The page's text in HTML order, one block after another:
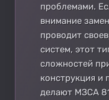
проблемами.
внимание
проводит
систем, этот
сложностей
конструкция и
делают МЗСА